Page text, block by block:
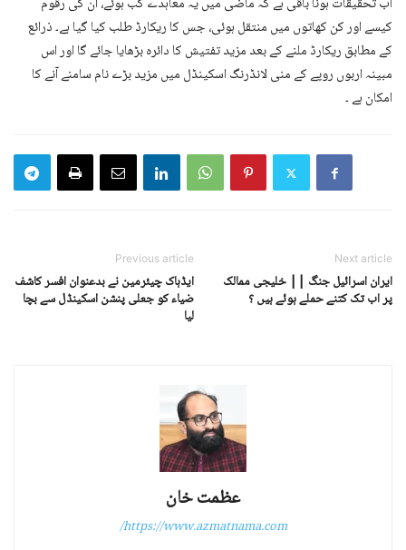
اب تحقیقات ہونا باقی ہے کہ ماضی میں یہ معاہدے کب ہوئے، ان کی رقوم
کیسے اور کن کھاتوں میں منتقل ہوئی، جس کا ریکارڈ طلب کیا گیا ہے۔ ذرائع
کے مطابق ریکارڈ ملنے کے بعد مزید تفتیش کا دائرہ بڑھایا جائے گا اور اس
مبینہ اربوں روپے کے منی لانڈرنگ اسکینڈل میں مزید بڑے نام سامنے آنے کا
امکان ہے ۔
Previous article
ایڈہاک چیئرمین نے بدعنوان افسر کاشف
ضیاء کو جعلی پنشن اسکینڈل سے بچا
لیا
Next article
ایران اسرائیل جنگ || خلیجی ممالک
پر اب تک کتنے حملے ہوئے ہیں ؟
عظمت خان
https://www.azmatnama.com/